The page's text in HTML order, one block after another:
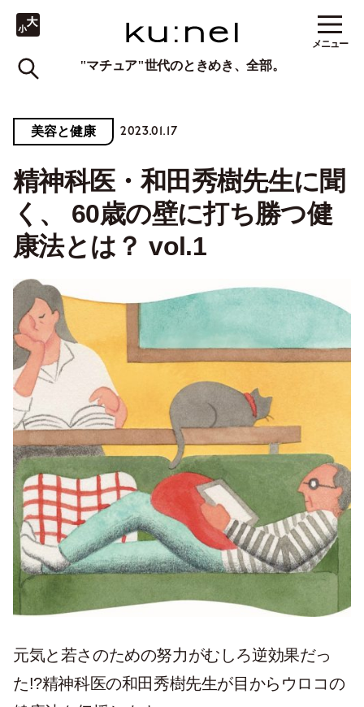
"マチュア"世代のときめき、全部。
メニュー
美容と健康 2023.01.17
精神科医・和田秀樹先生に聞
く、 60歳の壁に打ち勝つ健
康法とは？ vol.1
元気と若さのための努力がむしろ逆効果だっ
た!?精神科医の和田秀樹先生が目からウロコの